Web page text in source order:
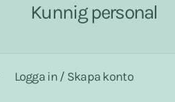
Kunnig personal
Logga in / Skapa konto